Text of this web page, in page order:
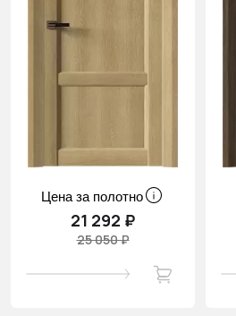
Цена за полотно
21 292 ₽
25 050 ₽